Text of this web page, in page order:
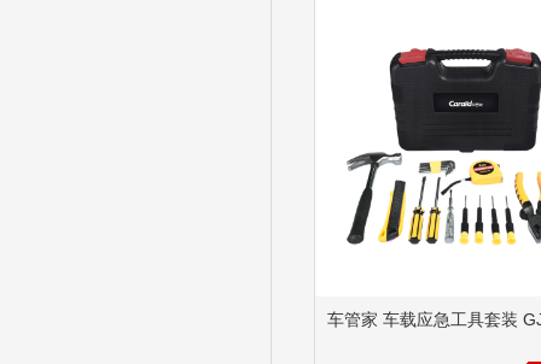
车管家 车载应急工具套装